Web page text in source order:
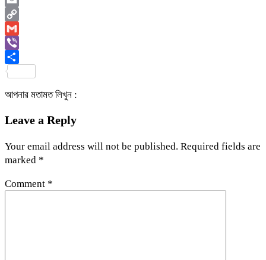
Email
Copy
Link
Gmail
Viber
আপনার মতামত লিখুন :
Leave a Reply
Your email address will not be published. Required fields are
marked *
Comment *